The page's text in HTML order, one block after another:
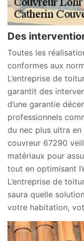
Des
Toutes les
conformes aux
L’entreprise de
garantit des
d’une garantie
professionnels
du nec plus ultra
couvreur 67290
matériaux pour
tout en optimisant
L’entreprise de
saura quelle
votre habitation,